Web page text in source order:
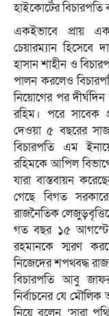
হাইকোর্টের
একইভাবে প্রায়
চেয়ারম্যান হিসেবে
হাসান শাহীন ও
পালন করলেও
নিয়োগের পর
রহিম। পরে সাবেক
দেওয়া ৫ বছরের
বিচারপতি এম
রহিমকে আপিল
যারা বাস্তবায়ন
গেছে বিগত
রাজনৈতিক
গত বছর ১৫ আগস্টে
রহমানকে স্মরণ
নিজেদের শপথবদ্ধ
বিচারপতি আবু জাফর
নির্বাচনের যে